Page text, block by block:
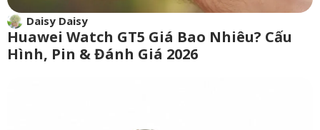
Daisy Daisy
Huawei Watch GT5 Giá Bao Nhiêu? Cấu
Hình, Pin & Đánh Giá 2026